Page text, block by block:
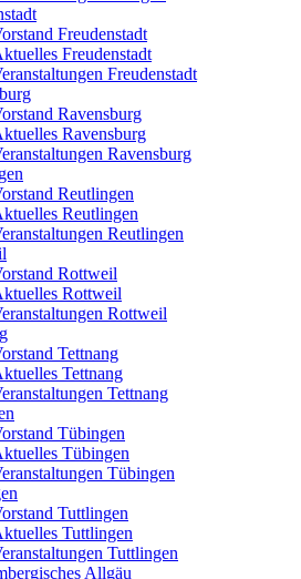
Freudenstadt
Freudenstadt
Freudenstadt
Ravensburg
Ravensburg
Ravensburg
Reutlingen
Reutlingen
Reutlingen
Rottweil
Rottweil
Rottweil
Tettnang
Tettnang
Tettnang
Tübingen
Tübingen
Tübingen
Tuttlingen
Tuttlingen
Tuttlingen
Allgäu